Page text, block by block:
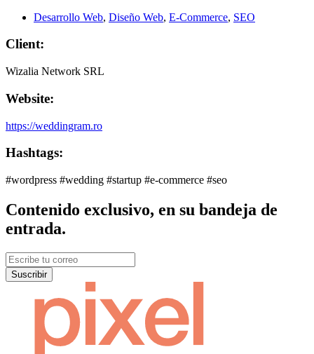
Desarrollo Web, Diseño Web, E-Commerce, SEO
Client:
Wizalia Network SRL
Website:
https://weddingram.ro
Hashtags:
#wordpress #wedding #startup #e-commerce #seo
Contenido exclusivo, en su bandeja de
entrada.
Suscribir